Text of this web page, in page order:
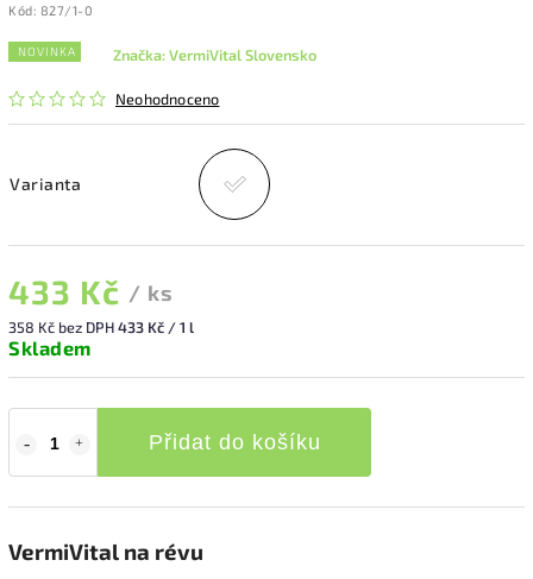
Kód: 827/1-0
NOVINKA
Neohodnoceno
Značka:VermiVital Slovensko
Varianta
433 Kč / ks
358 Kč bez DPH433 Kč / 1 l
Skladem
Přidat do košíku
VermiVital na révu